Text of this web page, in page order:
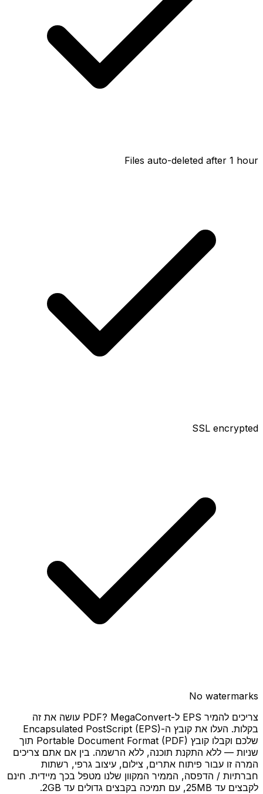
Files auto-deleted after 1 hour
SSL encrypted
No watermarks
צריכים להמיר EPS ל-PDF? MegaConvert עושה את זה
בקלות. העלו את קובץ ה-Encapsulated PostScript (EPS)
שלכם וקבלו קובץ Portable Document Format (PDF) תוך
שניות — ללא התקנת תוכנה, ללא הרשמה. בין אם אתם צריכים
המרה זו עבור פיתוח אתרים, צילום, עיצוב גרפי, רשתות
חברתיות / הדפסה, הממיר המקוון שלנו מטפל בכך מיידית. חינם
לקבצים עד 25MB, עם תמיכה בקבצים גדולים עד 2GB.